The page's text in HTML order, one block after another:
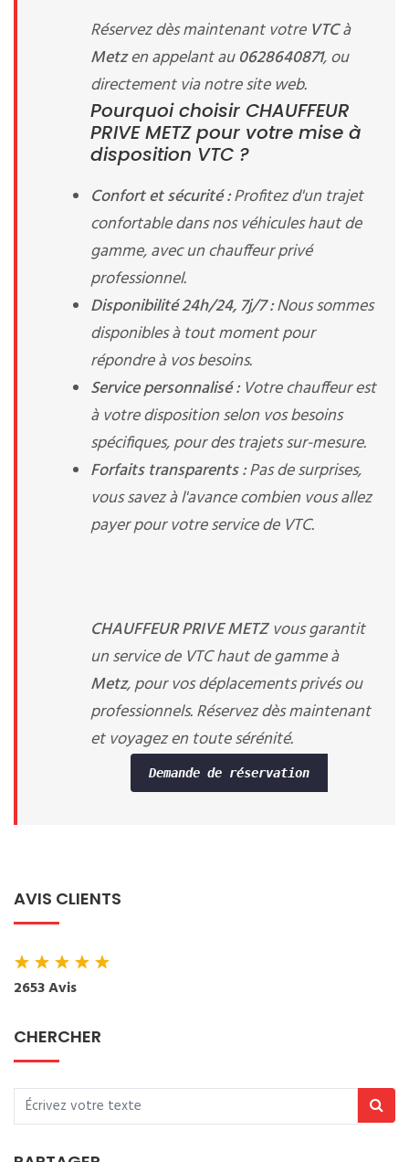
Réservez dès maintenant votre VTCà
Metzen appelant au0628640871, ou
directement via notre site web.
Pourquoi choisir CHAUFFEUR
PRIVE METZ pour votre mise à
disposition VTC ?
Confort et sécurité :Profitez d'un trajet
confortable dans nos véhicules haut de
gamme, avec un chauffeur privé
professionnel.
Disponibilité 24h/24, 7j/7 :Nous sommes
disponibles à tout moment pour
répondre à vos besoins.
Service personnalisé :Votre chauffeur est
à votre disposition selon vos besoins
spécifiques, pour des trajets sur-mesure.
Forfaits transparents :Pas de surprises,
vous savez à l'avance combien vous allez
payer pour votre service de VTC.
CHAUFFEUR PRIVE METZvous garantit
un service de VTC haut de gamme à
Metz, pour vos déplacements privés ou
professionnels. Réservez dès maintenant
et voyagez en toute sérénité.
Demande de réservation
AVIS CLIENTS
★★★★★
2653 Avis
CHERCHER